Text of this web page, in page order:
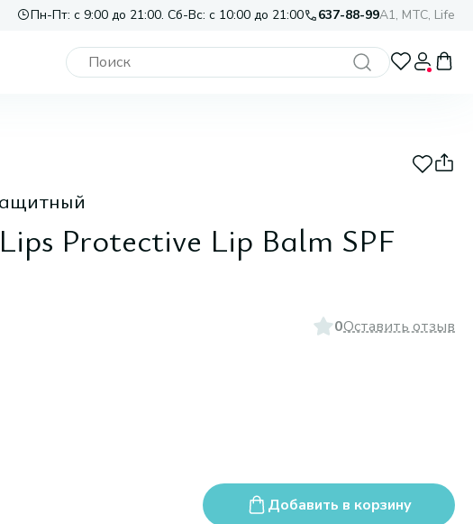
Пн-Пт: с 9:00 до 21:00. Сб-Вс: с 10:00 до 21:00 637-88-99A1, МТС, Life
Protective Lip Balm SPF
0Оставить отзыв
Добавить в корзину